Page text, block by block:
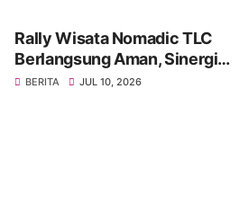
Rally Wisata Nomadic TLC
Berlangsung Aman, Sinergi
Polres Brebes dan Instansi
BERITA JUL 10, 2026